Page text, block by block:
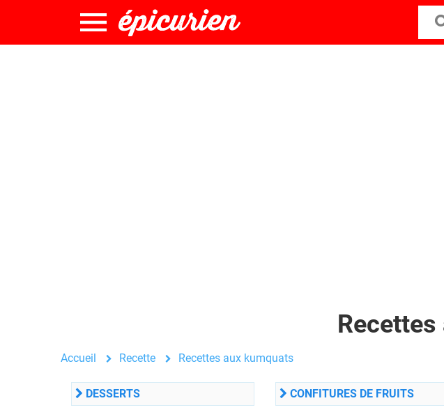
Accueil Recette Recettes aux kumquats
DESSERTS CONFITURES DE FRUITS